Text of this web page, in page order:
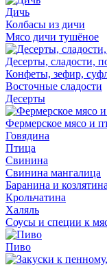
Дичь
Колбасы из дичи
Мясо дичи тушёное
Десерты, сладости,
Конфеты, зефир,
Восточные сладости
Десерты
Фермерское мясо и
Говядина
Птица
Свинина
Свинина мангалица
Баранина и козлятина
Крольчатина
Халяль
Соусы и специи к
Пиво